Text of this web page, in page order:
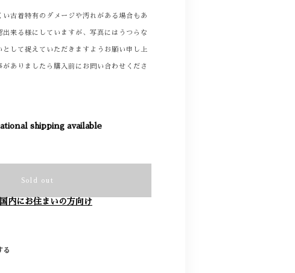
い古着特有のダメージや汚れがある場合もあ
出来る様にしていますが、写真にはうつらな
として捉えていただきますようお願い申し上
がありましたら購入前にお問い合わせくださ
shipping available
Sold out
内にお住まいの方向け
る